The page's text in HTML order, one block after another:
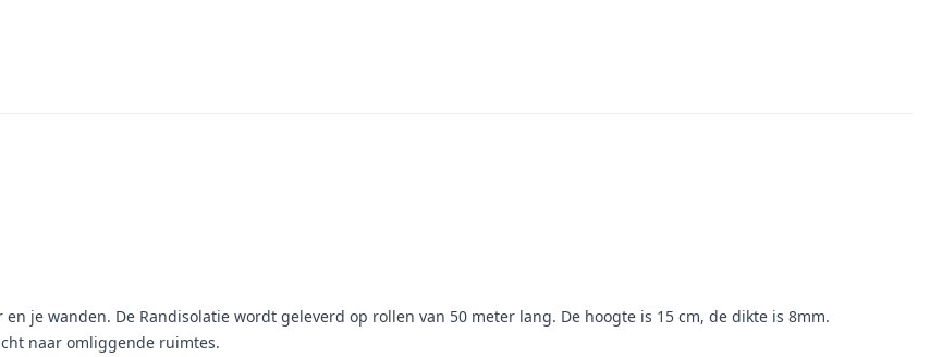
je wanden. De Randisolatie wordt geleverd op rollen van 50 meter lang. De hoogte is 15 cm, de dikte is 8mm.
naar omliggende ruimtes.